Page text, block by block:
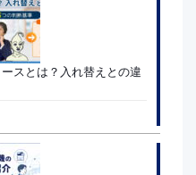
スとは？入れ替えとの違